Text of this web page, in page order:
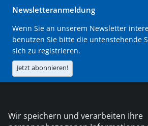
Newsletteranmeldung
Wenn Sie an unserem Newsletter
benutzen Sie bitte die untenstehende
sich zu registrieren.
Jetzt abonnieren!
Die DVS Media GmbH ist ein
Wir speichern und verarbeiten Ihre